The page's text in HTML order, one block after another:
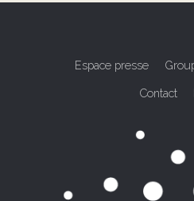
Espace presse
Contact